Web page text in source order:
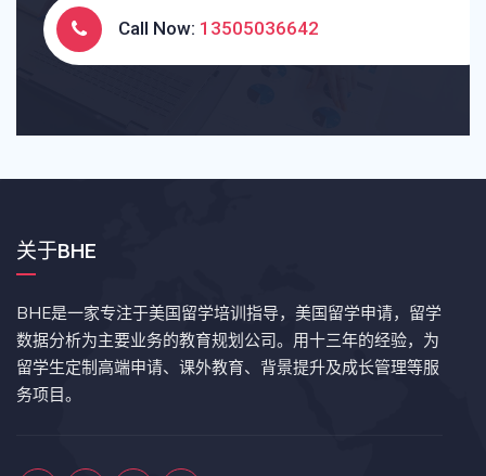
Call Now: 13505036642
关于BHE
BHE是一家专注于美国留学培训指导，美国留学申请，留学
数据分析为主要业务的教育规划公司。用十三年的经验，为
留学生定制高端申请、课外教育、背景提升及成长管理等服
务项目。